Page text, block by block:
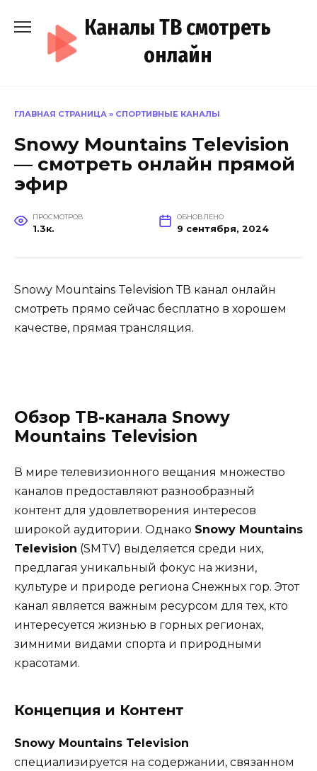
содержанию
Каналы ТВ смотреть
онлайн
ГЛАВНАЯ СТРАНИЦА » СПОРТИВНЫЕ КАНАЛЫ
Snowy Mountains Television
— смотреть онлайн прямой
эфир
ПРОСМОТРОВ
1.3к.
ОБНОВЛЕНО
9 сентября, 2024
Snowy Mountains Television ТВ канал онлайн
смотреть прямо сейчас бесплатно в хорошем
качестве, прямая трансляция.
Обзор ТВ-канала Snowy
Mountains Television
В мире телевизионного вещания множество
каналов предоставляют разнообразный
контент для удовлетворения интересов
широкой аудитории. Однако Snowy Mountains
Television (SMTV) выделяется среди них,
предлагая уникальный фокус на жизни,
культуре и природе региона Снежных гор. Этот
канал является важным ресурсом для тех, кто
интересуется жизнью в горных регионах,
зимними видами спорта и природными
красотами.
Концепция и Контент
Snowy Mountains Television
специализируется на содержании, связанном